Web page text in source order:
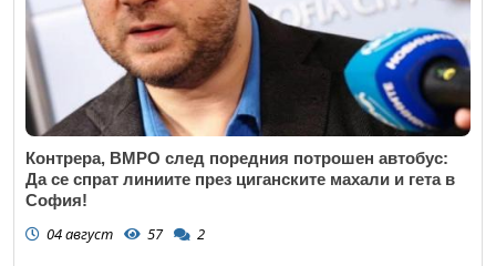
Контрера, ВМРО след поредния потрошен автобус:
Да се спрат линиите през циганските махали и гета в
София!
04 август 57 2